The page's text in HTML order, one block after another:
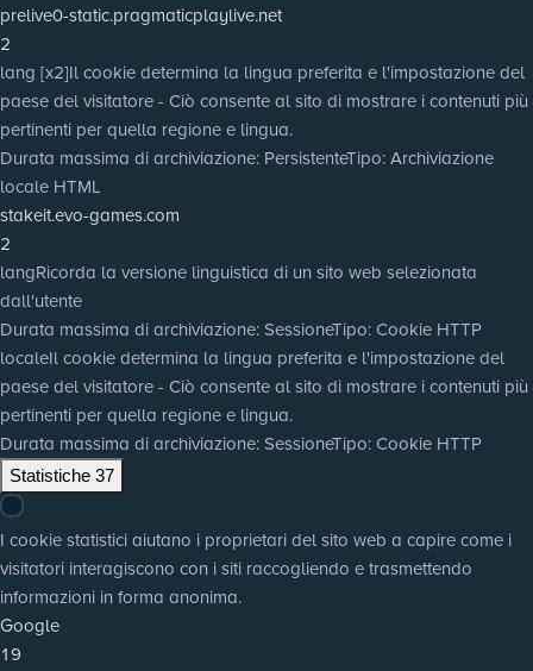
prelive0-static.pragmaticplaylive.net
2
lang [x2]Il cookie determina la lingua preferita e l'impostazione del
paese del visitatore - Ciò consente al sito di mostrare i contenuti più
pertinenti per quella regione e lingua.
Durata massima di archiviazione: PersistenteTipo: Archiviazione
locale HTML
stakeit.evo-games.com
2
langRicorda la versione linguistica di un sito web selezionata
dall'utente
Durata massima di archiviazione: SessioneTipo: Cookie HTTP
localeIl cookie determina la lingua preferita e l'impostazione del
paese del visitatore - Ciò consente al sito di mostrare i contenuti più
pertinenti per quella regione e lingua.
Durata massima di archiviazione: SessioneTipo: Cookie HTTP
Statistiche 37
I cookie statistici aiutano i proprietari del sito web a capire come i
visitatori interagiscono con i siti raccogliendo e trasmettendo
informazioni in forma anonima.
Google
19